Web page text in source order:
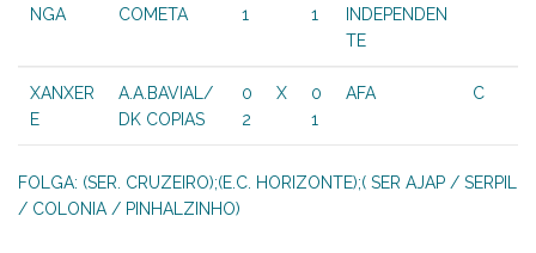
NGA
COMETA
1
1
INDEPENDEN
TE
XANXER
E
A.A.BAVIAL/
DK COPIAS
0
2
X
0
1
AFA C
FOLGA: (SER. CRUZEIRO);(E.C. HORIZONTE);( SER AJAP / SERPIL
/ COLONIA / PINHALZINHO)